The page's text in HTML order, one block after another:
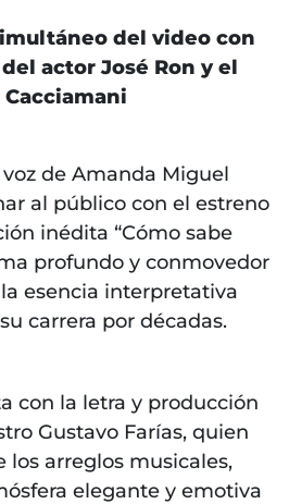
del video con
actor José Ron y el
de Amanda Miguel
al público con el estreno
inédita “Cómo sabe
profundo y conmovedor
esencia interpretativa
carrera por décadas.
con la letra y producción
Gustavo Farías, quien
los arreglos musicales,
elegante y emotiva